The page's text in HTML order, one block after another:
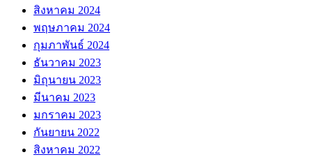
สิงหาคม 2024
พฤษภาคม 2024
กุมภาพันธ์ 2024
ธันวาคม 2023
มิถุนายน 2023
มีนาคม 2023
มกราคม 2023
กันยายน 2022
สิงหาคม 2022